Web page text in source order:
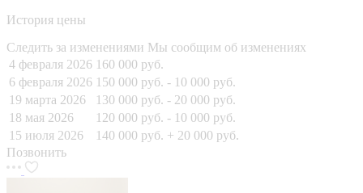
История цены
Следить за изменениями Мы сообщим об изменениях
4 февраля 2026 160 000 руб.
6 февраля 2026 150 000 руб. - 10 000 руб.
19 марта 2026
130 000 руб. - 20 000 руб.
18 мая 2026
120 000 руб. - 10 000 руб.
15 июля 2026
140 000 руб. + 20 000 руб.
Позвонить